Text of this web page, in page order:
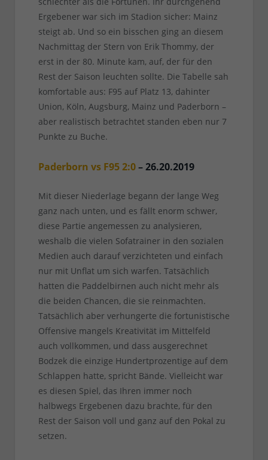
Ergebener war sich im Stadion sicher: Mainz
steigt ab. Und so ein bisschen ging an diesem
Nachmittag der Stern von Erik Thommy, der
erst in der 80. Minute kam, auf, der für den
Rest der Saison leuchten sollte. Die Tabelle sah
komfortable aus: F95 auf Platz 13, dahinter
Union, Köln, Augsburg, Mainz und Paderborn –
aber realistisch betrachtet standen eben nur 7
Punkte zu Buche.
Paderborn vs F95 2:0– 26.20.2019
Mit dieser Niederlage begann der lange Weg
ganz nach unten, und es fällt enorm schwer,
diese Partie angemessen zu analysieren,
weshalb die vielen Sofatrainer in den sozialen
Medien auch darauf verzichteten und einfach
nur mit Unflat um sich warfen. Tatsächlich
hatten die Paddelbirnen auch nicht mehr als
die beiden Chancen, die sie reinmachten.
Tatsächlich aber verhungerte die fortunistische
Offensive mangels Kreativität im Mittelfeld
auch vollkommen, und dass ausgerechnet
Bodzek die einzige Hundertprozentige auf dem
Schlappen hatte, spricht Bände. Vielleicht war
es diesen Spiel, das Ihren immer noch
halbwegs Ergebenen dazu brachte, für den
Rest der Saison voll und ganz auf den Pokal zu
setzen.